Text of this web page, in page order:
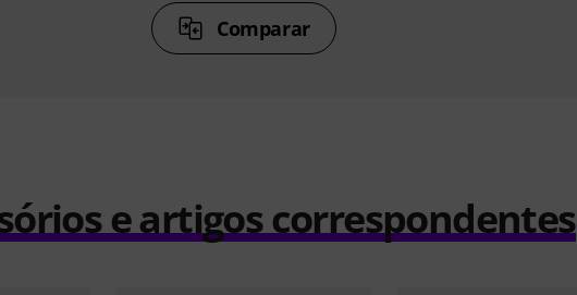
Comparar
e artigos correspondentes